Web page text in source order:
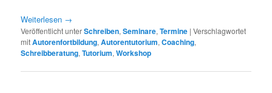
Weiterlesen →
Veröffentlicht unterSchreiben,Seminare,Termine |Verschlagwortet
mitAutorenfortbildung,Autorentutorium,Coaching,
Schreibberatung,Tutorium,Workshop